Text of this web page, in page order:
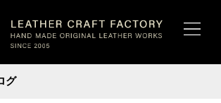
グ